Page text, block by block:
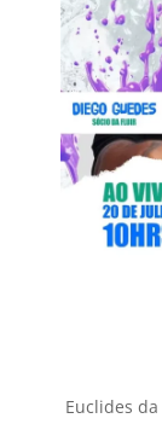
Euclides